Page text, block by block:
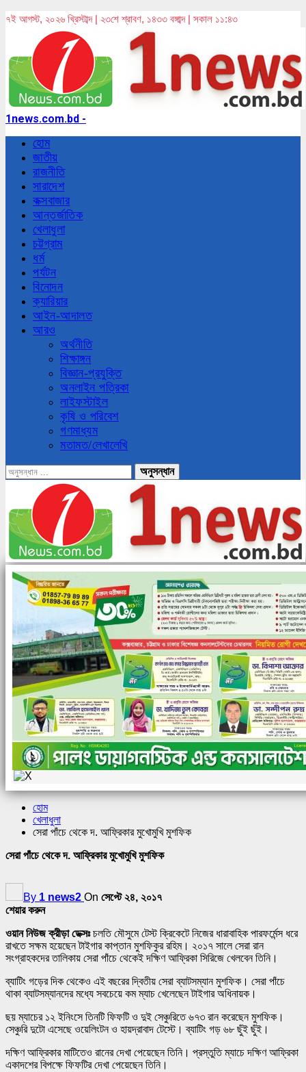
৭ই আগস্ট, ২০২৬ খ্রিস্টাব্দ | ২৩শে শ্রাবণ, ১৪৩৩ বঙ্গাব্দ | সকাল ১১:৪৩
1news.com.bd -
হোম
জাতীয়
রাজনীতি
সারাদেশ
কক্সবাজার
আন্তর্জাতিক
খেলাধুলা
চট্টগ্রাম
ধর্ম
পর্যটন
বিনোদন
ক্যারিয়ার
আইন-আদালত
আরও
অর্থনীতি
শিক্ষাঙ্গন
বিজ্ঞান-প্রযুক্তি
অনলাইন পত্রিকা
লাইফস্টাইল
কৃষি ও পরিবেশ
গণমাধ্যম
মতামত/লেখালেখি
হোম
খেলাধুলা
সেরা পাঁচে থেকে দ. আফ্রিকার মুখোমুখি মুশফিক
সেরা পাঁচে থেকে দ. আফ্রিকার মুখোমুখি মুশফিক
By 1 news2 On সেপ্টে ২৪, ২০১৭
শেয়ার করুন
ওয়ান নিউজ ক্রীড়া ডেক্সঃচলতি মৌসুমে টেস্ট ক্রিকেটে নিজের ধারাবাহিক পারফর্মেন্স ধরে
রাখতে সক্ষম হয়েছেন টাইগার কাপ্তান মুশফিকুর রহিম। ২০১৭ সালে সেরা রান
সংগ্রাহকদের তালিকায় সেরা পাঁচে থেকেই দক্ষিণ আফ্রিকা সিরিজে খেলবেন তিনি।
ব্যাটিং গড়ের দিক থেকেও এই বছরের দ্বিতীয় সেরা ব্যাটসম্যান মুশফিক। সেরা পাঁচে
থাকা ব্যাটসম্যানদের মধ্যে সবচেয়ে কম ম্যাচ খেলেছেন টাইগার অধিনায়ক।
ছয় ম্যাচের ১২ ইনিংসে তিনটি ফিফটি ও দুই সেঞ্চুরিতে ৬৭৩ রান করেছেন মুশফিক।
সেঞ্চুরি দুটো এসেছে ওয়েলিংটন ও হায়দ্রাবাদ টেস্টে। ব্যাটিং গড় ৬৮ ছুঁই ছুঁই।
দক্ষিণ আফ্রিকার মাটিতেও রানের দেখা পেয়েছেন তিনি। প্রস্তুতি ম্যাচে দক্ষিণ আফ্রিকা
একাদশের বিপক্ষে ফিফটির দেখা পেয়েছেন তিনি।